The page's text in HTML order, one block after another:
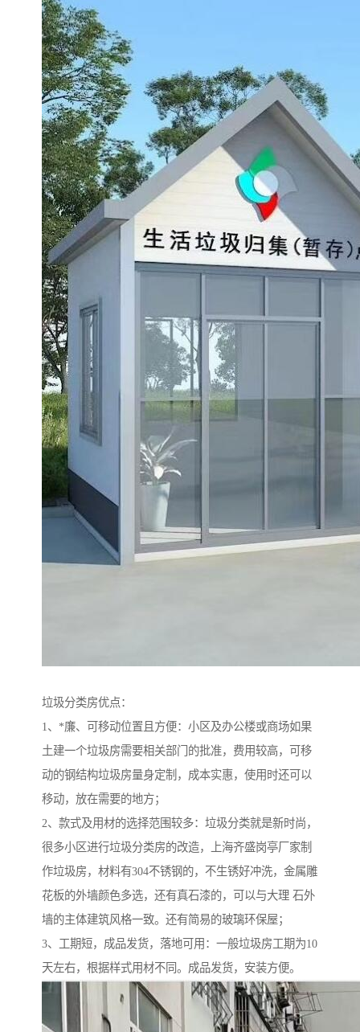
垃圾分类房优点：
1、*廉、可移动位置且方便：小区及办公楼或商场如果
土建一个垃圾房需要相关部门的批准，费用较高，可移
动的钢结构垃圾房量身定制，成本实惠，使用时还可以
移动，放在需要的地方；
2、款式及用材的选择范围较多：垃圾分类就是新时尚，
很多小区进行垃圾分类房的改造，上海齐盛岗亭厂家制
作垃圾房，材料有304不锈钢的，不生锈好冲洗，金属雕
花板的外墙颜色多选，还有真石漆的，可以与大理 石外
墙的主体建筑风格一致。还有简易的玻璃环保屋；
3、工期短，成品发货，落地可用：一般垃圾房工期为10
天左右，根据样式用材不同。成品发货，安装方便。